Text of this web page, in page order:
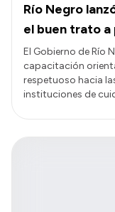
Río Negro
el buen trato a
El Gobierno de Río
capacitación
respetuoso hacia
instituciones de